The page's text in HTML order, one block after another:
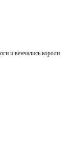
и венчались короли